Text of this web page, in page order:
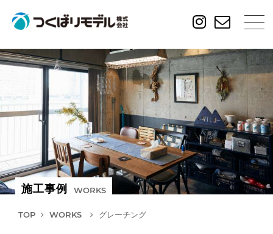
施工事例 WORKS
TOP WORKS グレーチング